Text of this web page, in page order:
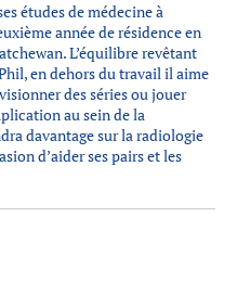
études de médecine à
année de résidence en
L’équilibre revêtant
en dehors du travail il aime
des séries ou jouer
au sein de la
davantage sur la radiologie
d’aider ses pairs et les